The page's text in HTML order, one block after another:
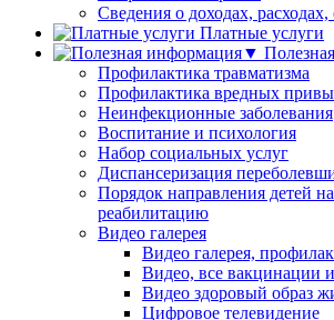
Сведения о доходах,
Платные услуги
Профилактика травматизма
Профилактика вредных
Неинфекционные заболевания
Воспитание и психология
Набор социальных услуг
Диспансеризация
Порядок направления детей
реабилитацию
Видео галерея
Видео галерея,
Видео, все вакцинации
Видео здоровый образ
Цифровое телевидение